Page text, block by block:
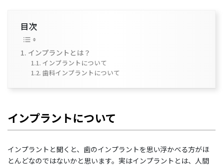
目次
インプラントとは？
インプラントについて
歯科インプラントについて
インプラントについて
インプラントと聞くと、歯のインプラントを思い浮かべる方がほ
とんどなのではないかと思います。実はインプラントとは、人間